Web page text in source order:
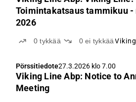
Toimintakatsaus tammikuu
2026
0tykkää 0ei tykkää
Pörssitiedote27.3.2026 klo 7.00
Viking Line Abp: Notice to
Meeting